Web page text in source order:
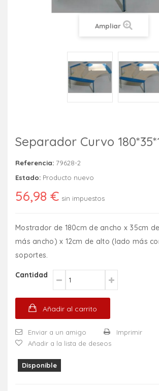
Ampliar
Separador Curvo
Referencia: 79628-2
Estado: Producto nuevo
56,98 € sin impuestos
Mostrador de 180cm de ancho x 35cm
más ancho) x 12cm de alto (lado más
soportes.
Cantidad
Añadir al carrito
Enviar a un amigo
Imprimir
Añadir a la lista de deseos
Disponible